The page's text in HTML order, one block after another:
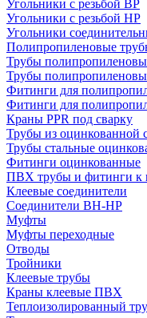
Угольники с резьбой ВР
Угольники с резьбой НР
Угольники
Полипропиленовые
Трубы
Трубы
Фитинги для
Фитинги для
Краны PPR под сварку
Трубы из оцинкованной
Трубы стальные
Фитинги оцинкованные
ПВХ трубы и фитинги к
Клеевые соединители
Соединители ВН-НР
Муфты
Муфты переходные
Отводы
Тройники
Клеевые трубы
Краны клеевые ПВХ
Теплоизолированный